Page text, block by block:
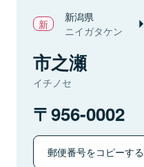
新潟県
ニイガタケン
市之瀬
イチノセ
956-0002
郵便番号をコピーする